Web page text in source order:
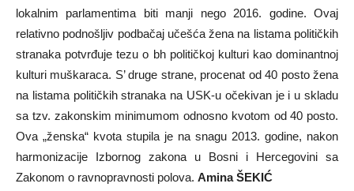
lokalnim parlamentima biti manji nego 2016. godine. Ovaj
relativno podnošljiv podbačaj učešća žena na listama političkih
stranaka potvrđuje tezu o bh političkoj kulturi kao dominantnoj
kulturi muškaraca. S’ druge strane, procenat od 40 posto žena
na listama političkih stranaka na USK-u očekivan je i u skladu
sa tzv. zakonskim minimumom odnosno kvotom od 40 posto.
Ova „ženska“ kvota stupila je na snagu 2013. godine, nakon
harmonizacije Izbornog zakona u Bosni i Hercegovini sa
Zakonom o ravnopravnosti polova. Amina ŠEKIĆ